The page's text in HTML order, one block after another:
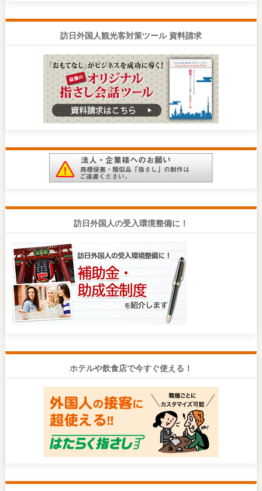
訪日外国人観光客対策ツール 資料請求
訪日外国人の受入環境整備に！
ホテルや飲食店で今すぐ使える！